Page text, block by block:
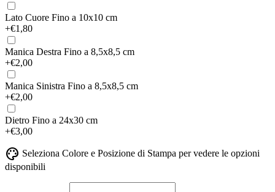
Lato Cuore Fino a 10x10 cm
+€1,80
Manica Destra Fino a 8,5x8,5 cm
+€2,00
Manica Sinistra Fino a 8,5x8,5 cm
+€2,00
Dietro Fino a 24x30 cm
+€3,00
palette Seleziona Colore e Posizione di Stampa per vedere le opzioni
disponibili